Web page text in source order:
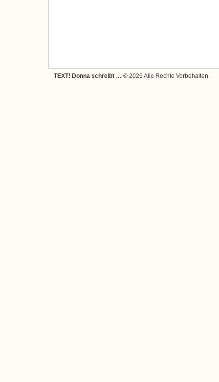
TEXT! Donna schreibt … © 2026 Alle Rechte Vorbehalten.